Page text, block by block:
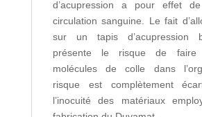
d’acupression a pour effet
circulation sanguine. Le fait
sur un tapis d’acupression
présente le risque de faire
molécules de colle dans
risque est complètement
l’inocuité des matériaux